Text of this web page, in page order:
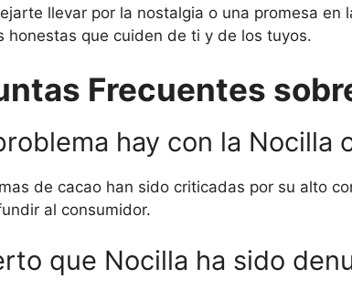
llevar por la nostalgia o una promesa en
honestas que cuiden de ti y de los tuyos.
Frecuentes
hay con la Nocilla
de cacao han sido criticadas por su alto
al consumidor.
que Nocilla ha sido